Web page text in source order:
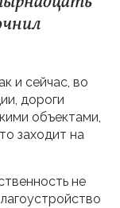
и сейчас, во
дороги
объектами,
заходит на
не